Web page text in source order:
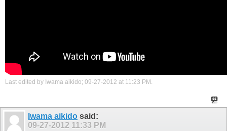
Last edited by Iwama aikido; 09-27-2012 at 11:23 PM .
Iwama aikido said:
09-27-2012 11:33 PM